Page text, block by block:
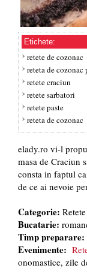
Etichete:
retete de cozonac
reteta de cozonac
retete craciun
retete sarbatori
retete paste
reteta de cozonac
elady.ro vi-l
masa de Craciun
consta in faptul
de ce ai nevoie
Categorie:
Bucatarie:
Timp preparare:
Evenimente:
onomastice, zile